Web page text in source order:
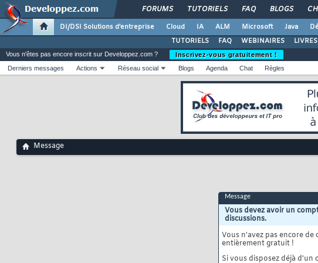
FORUMS TUTORIELS FAQ BLOGS
DI/DSI Solutions d'entreprise Cloud IA ALM Microsoft Java
TUTORIELS
FAQ WEBINAIRES LIVRES
Vous n'êtes pas encore inscrit sur Developpez.com ?
Inscrivez-vous gratuitement !
Derniers messages
Actions Réseau social Blogs Agenda Chat Règles
Message
Message
Vous devez avoir un
discussions.
Vous n'avez pas encore de
entièrement gratuit !
Si vous disposez déjà d'un